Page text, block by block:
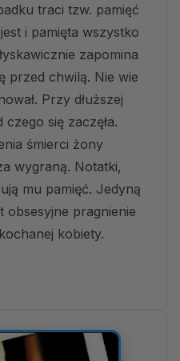
traci tzw. pamięć
i pamięta wszystko
zapomina
przed chwilą. Nie wie
Przy dłuższej
się zaczęła.
śmierci żony
wygraną. Notatki,
mu pamięć. Jedyną
obsesyjne pragnienie
kobiety.